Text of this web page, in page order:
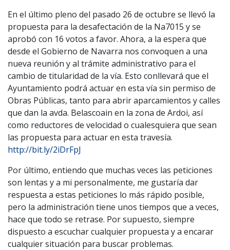
En el último pleno del pasado 26 de octubre se llevó la
propuesta para la desafectación de la Na7015 y se
aprobó con 16 votos a favor. Ahora, a la espera que
desde el Gobierno de Navarra nos convoquen a una
nueva reunión y al trámite administrativo para el
cambio de titularidad de la vía. Esto conllevará que el
Ayuntamiento podrá actuar en esta vía sin permiso de
Obras Públicas, tanto para abrir aparcamientos y calles
que dan la avda. Belascoain en la zona de Ardoi, así
como reductores de velocidad o cualesquiera que sean
las propuesta para actuar en esta travesía.
http://bit.ly/2iDrFpJ
Por último, entiendo que muchas veces las peticiones
son lentas y a mi personalmente, me gustaría dar
respuesta a estas peticiones lo más rápido posible,
pero la administración tiene unos tiempos que a veces,
hace que todo se retrase. Por supuesto, siempre
dispuesto a escuchar cualquier propuesta y a encarar
cualquier situación para buscar problemas.